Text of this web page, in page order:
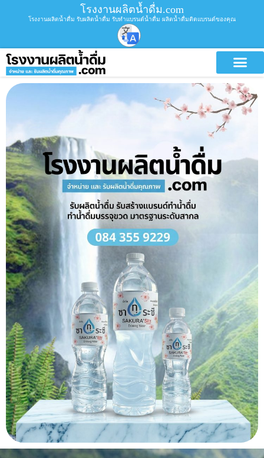
โรงงานผลิตน้ำดื่ม.com
โรงงานผลิตน้ำดื่ม รับผลิตน้ำดื่ม รับทำแบรนด์น้ำดื่ม ผลิตน้ำดื่มติดแบรนด์ของคุณ